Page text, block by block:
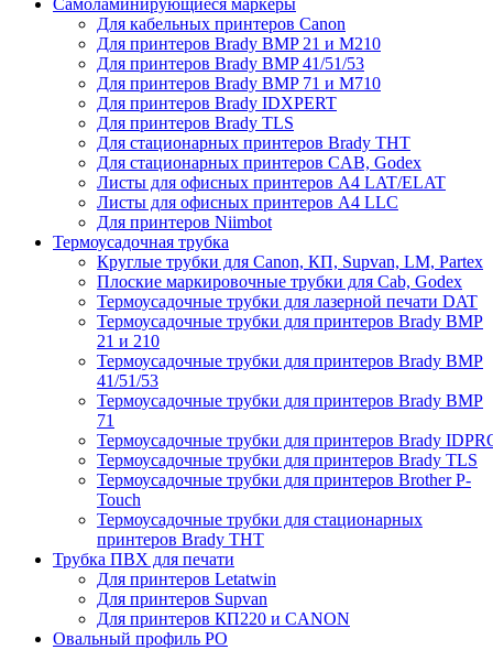
Самоламинирующиеся маркеры
Для кабельных принтеров Canon
Для принтеров Brady BMP 21 и M210
Для принтеров Brady BMP 41/51/53
Для принтеров Brady BMP 71 и M710
Для принтеров Brady IDXPERT
Для принтеров Brady TLS
Для стационарных принтеров Brady THT
Для стационарных принтеров CAB, Godex
Листы для офисных принтеров А4 LAT/ELAT
Листы для офисных принтеров А4 LLC
Для принтеров Niimbot
Термоусадочная трубка
Круглые трубки для Canon, КП, Supvan, LM, Partex
Плоские маркировочные трубки для Cab, Godex
Термоусадочные трубки для лазерной печати DAT
Термоусадочные трубки для принтеров Brady BMP
21 и 210
Термоусадочные трубки для принтеров Brady BMP
41/51/53
Термоусадочные трубки для принтеров Brady BMP
71
Термоусадочные трубки для принтеров Brady
Термоусадочные трубки для принтеров Brady TLS
Термоусадочные трубки для принтеров Brother P-
Touch
Термоусадочные трубки для стационарных
принтеров Brady THT
Трубка ПВХ для печати
Для принтеров Letatwin
Для принтеров Supvan
Для принтеров КП220 и CANON
Овальный профиль PO